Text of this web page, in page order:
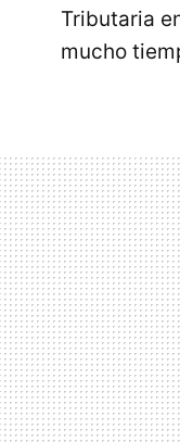
Tributaria
mucho